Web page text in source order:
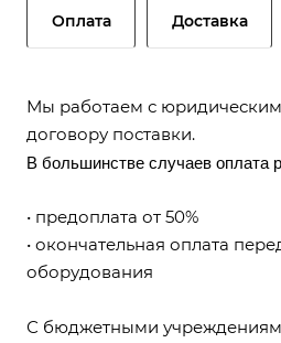
Оплата Доставка
Мы работаем с
договору поставки.
В большинстве случаев оплата
• предоплата от 50%
• окончательная оплата
оборудования
С бюджетными